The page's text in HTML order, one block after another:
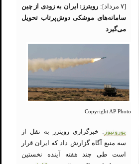
[۷ مرداد]:
رویترز: ایران به زودی از چین
سامانه‌های موشکی دوش‌پرتاب تحویل
می‌گیرد
Copyright AP Photo
یورونیوز : خبرگزاری رویترز به نقل از
سه منبع آگاه گزارش داد که ایران قرار
است طی چند هفته آینده نخستین